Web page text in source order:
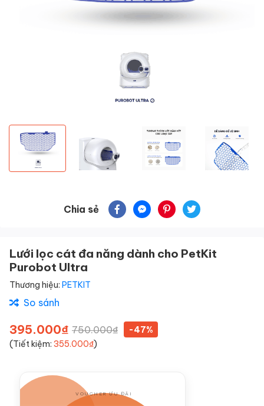
Chia sẻ
Lưới lọc cát đa năng dành cho PetKit
Purobot Ultra
Thương hiệu: PETKIT
So sánh
395.000₫ 750.000₫
-47%
(Tiết kiệm: 355.000₫)
VOUCHER ƯU ĐÃI